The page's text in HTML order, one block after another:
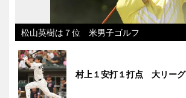
松山英樹は７位 米男子ゴルフ
村上１安打１打点 大リーグ